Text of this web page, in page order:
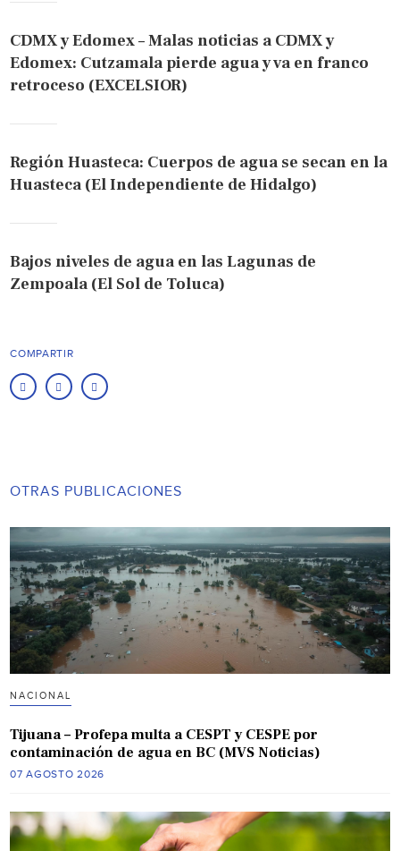
CDMX y Edomex – Malas noticias a CDMX y
Edomex: Cutzamala pierde agua y va en franco
retroceso (EXCELSIOR)
Región Huasteca: Cuerpos de agua se secan en la
Huasteca (El Independiente de Hidalgo)
Bajos niveles de agua en las Lagunas de
Zempoala (El Sol de Toluca)
COMPARTIR
OTRAS PUBLICACIONES
NACIONAL
Tijuana – Profepa multa a CESPT y CESPE por
contaminación de agua en BC (MVS Noticias)
07 AGOSTO 2026